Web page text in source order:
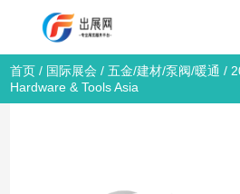
首页 / 国际展会 /五金/建材/泵阀/暖通 /
Hardware & Tools Asia